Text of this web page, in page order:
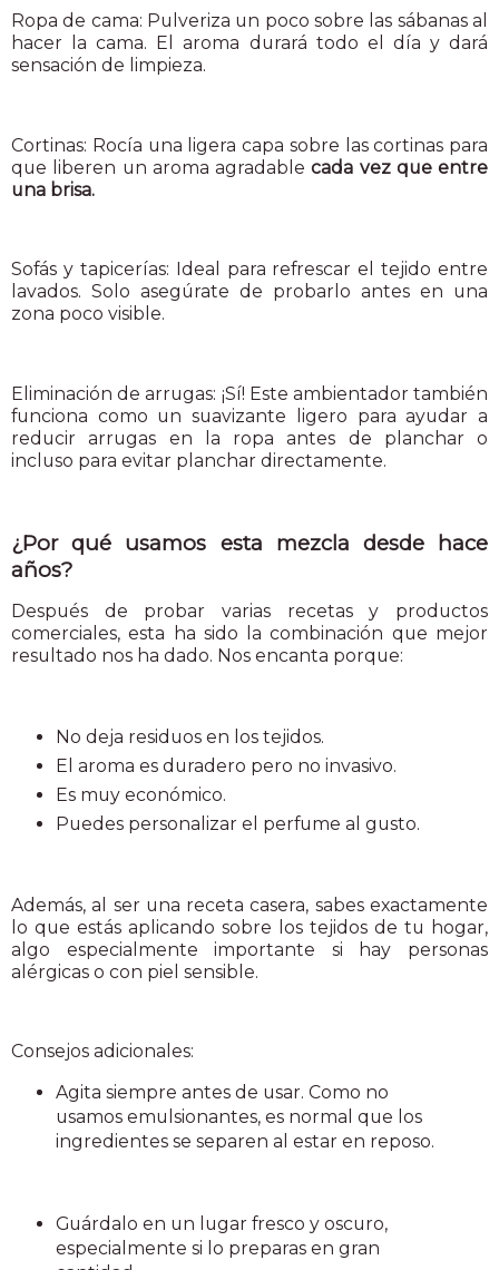
Ropa de cama: Pulveriza un poco sobre las sábanas al
hacer la cama. El aroma durará todo el día y dará
sensación de limpieza.
Cortinas: Rocía una ligera capa sobre las cortinas para
que liberen un aroma agradable cada vez que entre
una brisa.
Sofás y tapicerías: Ideal para refrescar el tejido entre
lavados. Solo asegúrate de probarlo antes en una
zona poco visible.
Eliminación de arrugas: ¡Sí! Este ambientador también
funciona como un suavizante ligero para ayudar a
reducir arrugas en la ropa antes de planchar o
incluso para evitar planchar directamente.
¿Por qué usamos esta mezcla desde hace
años?
Después de probar varias recetas y productos
comerciales, esta ha sido la combinación que mejor
resultado nos ha dado. Nos encanta porque:
No deja residuos en los tejidos.
El aroma es duradero pero no invasivo.
Es muy económico.
Puedes personalizar el perfume al gusto.
Además, al ser una receta casera, sabes exactamente
lo que estás aplicando sobre los tejidos de tu hogar,
algo especialmente importante si hay personas
alérgicas o con piel sensible.
Consejos adicionales:
Agita siempre antes de usar. Como no
usamos emulsionantes, es normal que los
ingredientes se separen al estar en reposo.
Guárdalo en un lugar fresco y oscuro,
especialmente si lo preparas en gran